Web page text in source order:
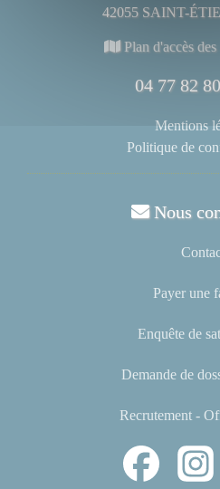
42055 SAINT-
Plan d'accès
04 77 82
Mentions
Politique de
Nous
Payer une
Enquête de
Demande de
Recrutement -